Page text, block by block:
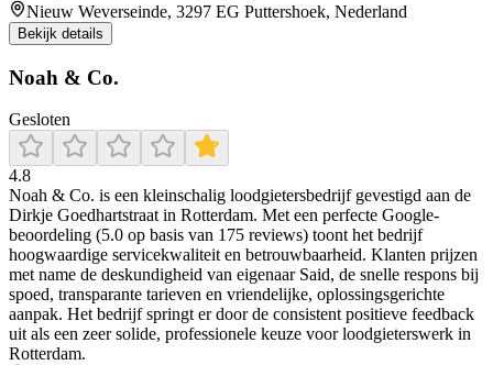
Nieuw Weverseinde, 3297 EG Puttershoek, Nederland
Bekijk details
Noah & Co.
Gesloten
4.8
Noah & Co. is een kleinschalig loodgietersbedrijf gevestigd aan de
Dirkje Goedhartstraat in Rotterdam. Met een perfecte Google-
beoordeling (5.0 op basis van 175 reviews) toont het bedrijf
hoogwaardige servicekwaliteit en betrouwbaarheid. Klanten prijzen
met name de deskundigheid van eigenaar Said, de snelle respons bij
spoed, transparante tarieven en vriendelijke, oplossingsgerichte
aanpak. Het bedrijf springt er door de consistent positieve feedback
uit als een zeer solide, professionele keuze voor loodgieterswerk in
Rotterdam.